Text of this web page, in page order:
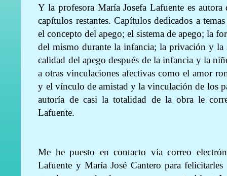
Y la profesora María Josefa Lafuente es
capítulos restantes. Capítulos dedicados a
el concepto del apego; el sistema de apego; la
del mismo durante la infancia; la privación y la
calidad del apego después de la infancia y la
a otras vinculaciones afectivas como el amor
y el vínculo de amistad y la vinculación de los
autoría de casi la totalidad de la obra le
Lafuente.
Me he puesto en contacto vía correo
Lafuente y María José Cantero para